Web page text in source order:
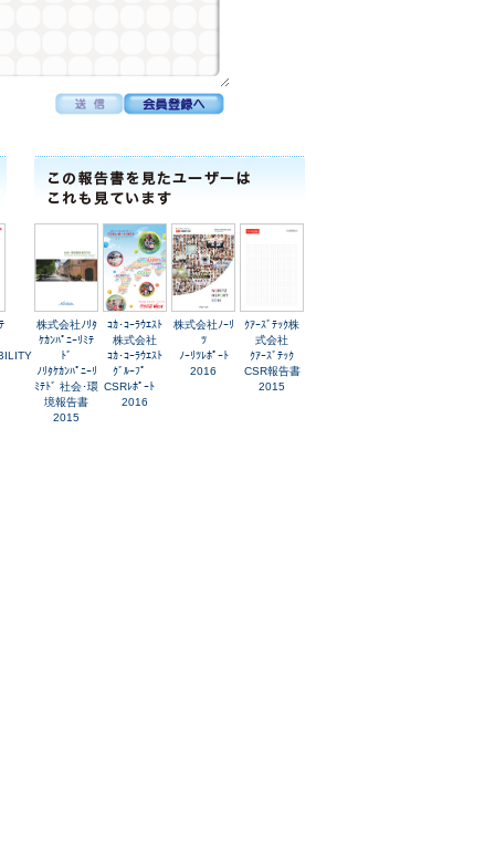
株式会社ﾉﾘﾀ
ｹｶﾝﾊﾟﾆｰﾘﾐﾃ
ﾄﾞ
ﾉﾘﾀｹｶﾝﾊﾟﾆｰﾘ
ﾐﾃﾄﾞ 社会･環
境報告書
2015
ｺｶ･ｺｰﾗｳｴｽﾄ
株式会社
ｺｶ･ｺｰﾗｳｴｽﾄ
ｸﾞﾙｰﾌﾟ
CSRﾚﾎﾟｰﾄ
2016
株式会社ﾉｰﾘ
ﾂ
ﾉｰﾘﾂﾚﾎﾟｰﾄ
2016
ｸｱｰｽﾞﾃｯｸ株
式会社
ｸｱｰｽﾞﾃｯｸ
CSR報告書
2015